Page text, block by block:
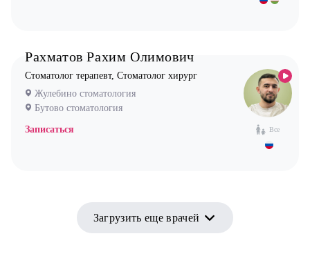
Все
Рахматов Рахим Олимович
Стоматолог терапевт, Стоматолог хирург
Жулебино стоматология
Бутово стоматология
Записаться
Загрузить еще врачей